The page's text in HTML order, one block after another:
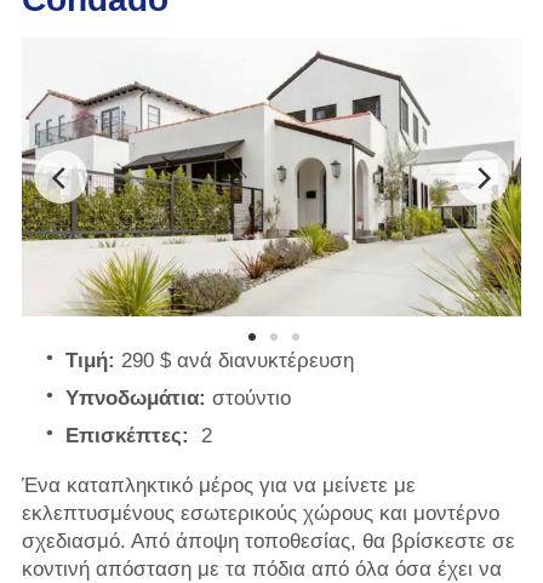
Τιμή: 290 $ ανά διανυκτέρευση
Υπνοδωμάτια: στούντιο
Επισκέπτες: 2
Ένα καταπληκτικό μέρος για να μείνετε με
εκλεπτυσμένους εσωτερικούς χώρους και μοντέρνο
σχεδιασμό. Από άποψη τοποθεσίας, θα βρίσκεστε σε
κοντινή απόσταση με τα πόδια από όλα όσα έχει να